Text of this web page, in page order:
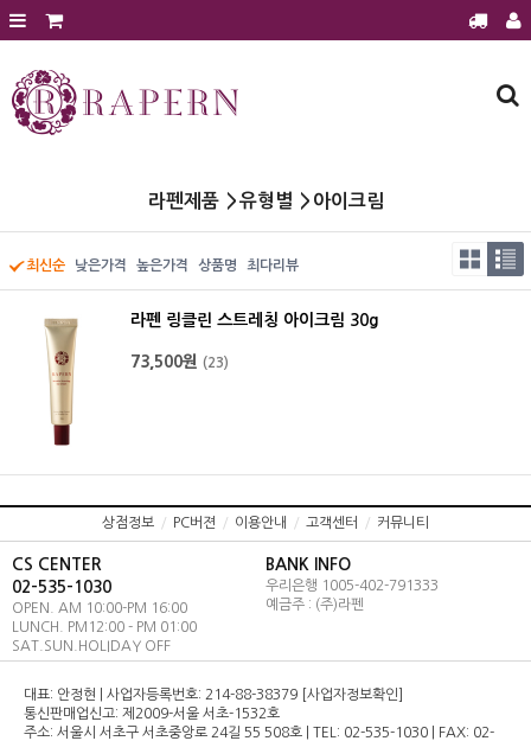
회원가입 로그인
에스테틱 전용샵 문의
에스테틱샵 이달의 행사
제품후기
공지사항
보도자료
전시홍보
질문과 답변
건강과 미용정보
라펜 전체 스킨맵
이벤트
라펜제품 유형별 아이크림
최신순 낮은가격 높은가격 상품명 최다리뷰
라펜 링클린 스트레칭 아이크림 30g
73,500원 (23)
상점정보 / PC버젼 / 이용안내 / 고객센터 / 커뮤니티
CS CENTER
02-535-1030
OPEN. AM 10:00-PM 16:00
LUNCH. PM12:00 - PM 01:00
SAT.SUN.HOLIDAY OFF
BANK INFO
우리은행 1005-402-791333
예금주 : (주)라펜
대표: 안정현 | 사업자등록번호: 214-88-38379 [사업자정보확인]
통신판매업신고: 제2009-서울 서초-1532호
주소: 서울시 서초구 서초중앙로 24길 55 508호 | TEL: 02-535-1030 | FAX: 02-